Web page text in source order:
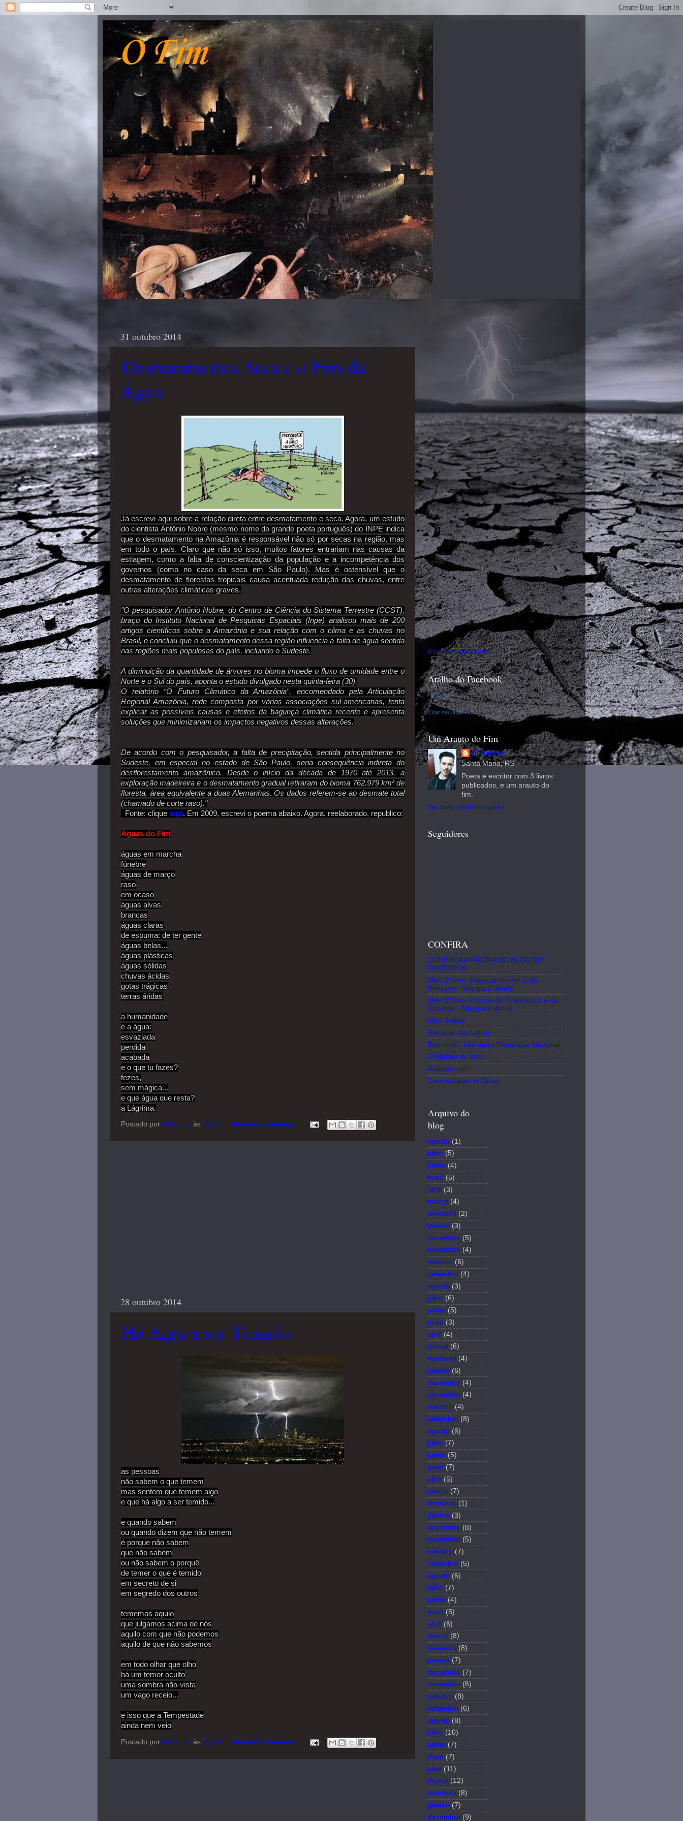
O Fim
31 outubro 2014
Desmatamento, Seca e o Fim da
Água
Já escrevi aqui sobre a relação direta entre desmatamento e seca. Agora, um estudo
do cientista Antônio Nobre (mesmo nome do grande poeta português) do INPE indica
que o desmatamento na Amazônia é responsável não só por secas na região, mas
em todo o país. Claro que não só isso, muitos fatores entrariam nas causas da
estiagem, como a falta de conscientização da população e a incompetência dos
governos (como no caso da seca em São Paulo). Mas é ostensível que o
desmatamento de florestas tropicais causa acentuada redução das chuvas, entre
outras alterações climáticas graves.
"O pesquisador Antônio Nobre, do Centro de Ciência do Sistema Terrestre (CCST),
braço do Instituto Nacional de Pesquisas Espaciais (Inpe) analisou mais de 200
artigos científicos sobre a Amazônia e sua relação com o clima e as chuvas no
Brasil, e concluiu que o desmatamento dessa região influencia a falta de água sentida
nas regiões mais populosas do país, incluindo o Sudeste.
A diminuição da quantidade de árvores no bioma impede o fluxo de umidade entre o
Norte e o Sul do país, aponta o estudo divulgado nesta quinta-feira (30).
O relatório “O Futuro Climático da Amazônia”, encomendado pela Articulação
Regional Amazônia, rede composta por várias associações sul-americanas, tenta
explicar as possíveis causas e efeitos da bagunça climática recente e apresenta
soluções que minimizariam os impactos negativos dessas alterações.
De acordo com o pesquisador, a falta de precipitação, sentida principalmente no
Sudeste, em especial no estado de São Paulo, seria consequência indireta do
desflorestamento amazônico. Desde o início da década de 1970 até 2013, a
exploração madeireira e o desmatamento gradual retiraram do bioma 762.979 km² de
floresta, área equivalente a duas Alemanhas. Os dados referem-se ao desmate total
(chamado de corte raso)."
Fonte: clique aqui. Em 2009, escrevi o poema abaixo. Agora, reelaborado, republico:
Águas do Fim
águas em marcha
fúnebre
águas de março
raso
em ocaso
águas alvas
brancas
águas claras
de espuma: de ter gente
águas belas...
águas plásticas
águas sólidas
chuvas ácidas
gotas trágicas
terras áridas
a humanidade
e a água:
esvaziada
perdida
acabada
e o que tu fazes?
fezes,
sem mágica...
e que água que resta?
a Lágrima.
Postado por Al Reiffer às 00:14 Nenhum comentário:
28 outubro 2014
Há Algo a ser Temido
as pessoas
não sabem o que temem
mas sentem que temem algo
e que há algo a ser temido...
e quando sabem
ou quando dizem que não temem
é porque não sabem
que não sabem
ou não sabem o porquê
de temer o que é temido
em secreto de si
em segredo dos outros
tememos aquilo
que julgamos acima de nós
aquilo com que não podemos
aquilo de que não sabemos
em todo olhar que olho
há um temor oculto
uma sombra não-vista
um vago receio...
e isso que a Tempestade
ainda nem veio
Postado por Al Reiffer às 12:55 Nenhum comentário:
Page of Facebook
Atalho do Facebook
Al Reiffer
Criar seu atalho
Um Arauto do Fim
Al Reiffer
Santa Maria, RS
Poeta e escritor com 3 livros
publicados, e um arauto do
fim.
Ver meu perfil completo
Seguidores
CONFIRA
CONHEÇA A PÁGINA DO BLOG NO
FACEBOOK
Meu 2º livro: Poemas do Fim e do
Princípio - Site para Venda
Meu 1º livro: Contos do Crepúsculo e do
Absurdo - Site para Venda
Meu Twitter
Recanto das Letras
Estronho - Literatura Fantástica Nacional
O Melhor da Web
Autores.com
Comunidade no Orkut
Arquivo do
blog
agosto (1)
julho (5)
junho (4)
maio (5)
abril (3)
março (4)
fevereiro (2)
janeiro (3)
dezembro (5)
novembro (4)
outubro (6)
setembro (4)
agosto (3)
julho (6)
junho (5)
maio (3)
abril (4)
março (6)
fevereiro (4)
janeiro (6)
dezembro (4)
novembro (4)
outubro (4)
setembro (8)
agosto (6)
julho (7)
junho (5)
maio (7)
abril (5)
março (7)
fevereiro (1)
janeiro (3)
dezembro (8)
novembro (5)
outubro (7)
setembro (5)
agosto (6)
julho (7)
junho (4)
maio (5)
abril (6)
março (8)
fevereiro (8)
janeiro (7)
dezembro (7)
novembro (6)
outubro (8)
setembro (6)
agosto (8)
julho (10)
junho (7)
maio (7)
abril (11)
março (12)
fevereiro (8)
janeiro (7)
dezembro (9)